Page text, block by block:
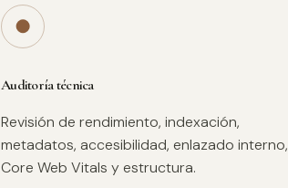
●
Auditoría técnica
Revisión de rendimiento, indexación,
metadatos, accesibilidad, enlazado interno,
Core Web Vitals y estructura.